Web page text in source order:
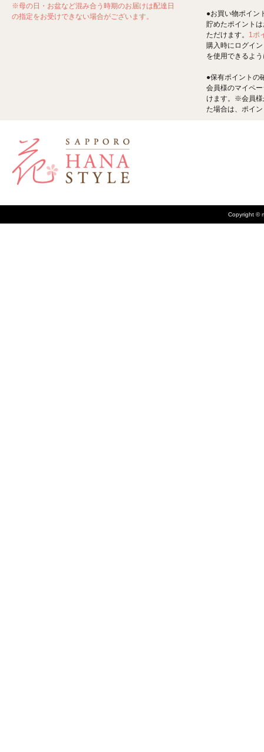
※母の日・お盆など混み合う時期のお届けは配達日
の指定をお受けできない場合がございます。
●お買い物ポイン
貯めたポイント
ただけます。 1ポ
購入時にログイ
を使用できるよ
●保有ポイントの
会員様のマイペ
けます。※会員様
た場合は、ポイ
Copyright ©